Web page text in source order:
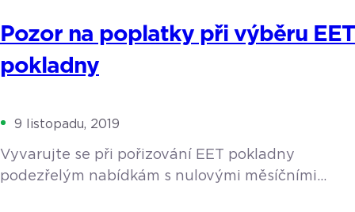
Pozor na poplatky při výběru EET
pokladny
9 listopadu, 2019
Vyvarujte se při pořizování EET pokladny
podezřelým nabídkám s nulovými měsíčními